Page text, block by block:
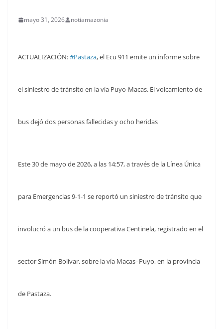
mayo 31, 2026 notiamazonia
ACTUALIZACIÓN:#Pastaza, el Ecu 911 emite un informe sobre
el siniestro de tránsito en la vía Puyo-Macas. El volcamiento de
bus dejó dos personas fallecidas y ocho heridas
Este 30 de mayo de 2026, a las 14:57, a través de la Línea Única
para Emergencias 9-1-1 se reportó un siniestro de tránsito que
involucró a un bus de la cooperativa Centinela, registrado en el
sector Simón Bolívar, sobre la vía Macas–Puyo, en la provincia
de Pastaza.